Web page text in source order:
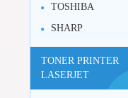
TOSHIBA
SHARP
TONER PRINTER
LASERJET